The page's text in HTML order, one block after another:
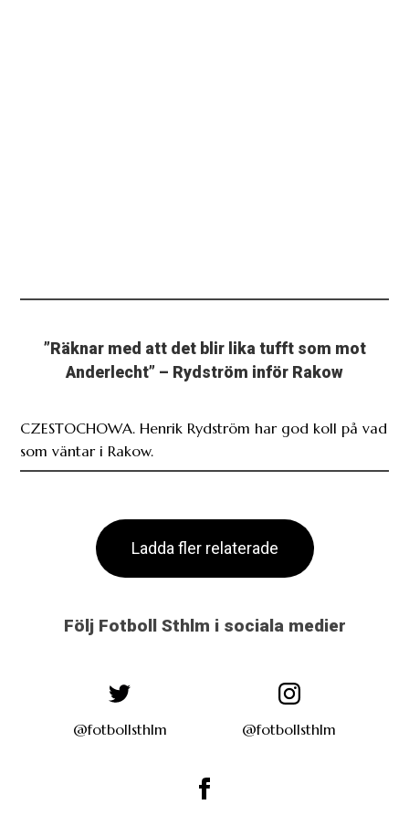
”Räknar med att det blir lika tufft som mot
Anderlecht” – Rydström inför Rakow
CZESTOCHOWA. Henrik Rydström har god koll på vad
som väntar i Rakow.
Ladda fler relaterade
Följ Fotboll Sthlm i sociala medier
@fotbollsthlm @fotbollsthlm